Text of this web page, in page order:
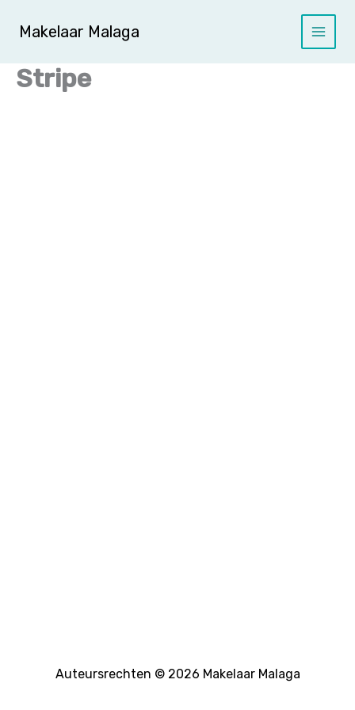
naar
inhoud
Makelaar Malaga
Stripe
Auteursrechten © 2026 Makelaar Malaga